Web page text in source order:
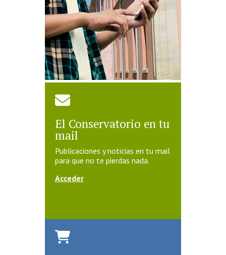
El Conservatorio en tu
mail
Publicaciones y noticias en tu mail
para que no te pierdas nada.
Acceder